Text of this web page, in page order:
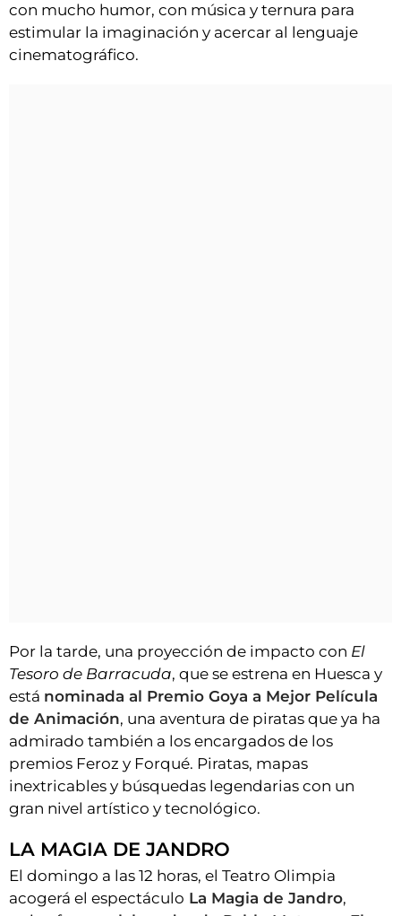
con mucho humor, con música y ternura para
estimular la imaginación y acercar al lenguaje
cinematográfico.
Por la tarde, una proyección de impacto con El
Tesoro de Barracuda, que se estrena en Huesca y
está nominada al Premio Goya a Mejor Película
de Animación, una aventura de piratas que ya ha
admirado también a los encargados de los
premios Feroz y Forqué. Piratas, mapas
inextricables y búsquedas legendarias con un
gran nivel artístico y tecnológico.
LA MAGIA DE JANDRO
El domingo a las 12 horas, el Teatro Olimpia
acogerá el espectáculo La Magia de Jandro,